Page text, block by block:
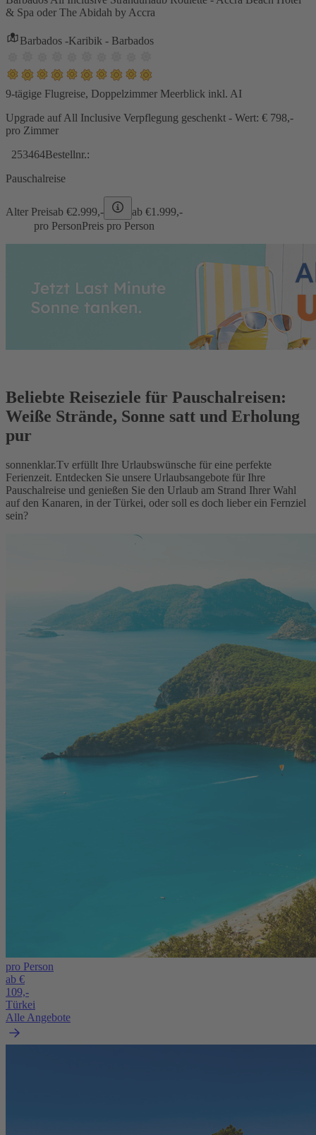
& Spa oder The Abidah by Accra
Barbados -Karibik - Barbados
9-tägige Flugreise, Doppelzimmer Meerblick inkl. AI
Upgrade auf All Inclusive Verpflegung geschenkt - Wert: € 798,-
pro Zimmer
253464Bestellnr.:
Pauschalreise
Alter Preisab €2.999,- ab €1.999,-
pro PersonPreis pro Person
Beliebte Reiseziele für Pauschalreisen:
Weiße Strände, Sonne satt und Erholung
pur
sonnenklar.Tv erfüllt Ihre Urlaubswünsche für eine perfekte
Ferienzeit. Entdecken Sie unsere Urlaubsangebote für Ihre
Pauschalreise und genießen Sie den Urlaub am Strand Ihrer Wahl
auf den Kanaren, in der Türkei, oder soll es doch lieber ein Fernziel
sein?
pro Person
ab €
109,-
Türkei
Alle Angebote